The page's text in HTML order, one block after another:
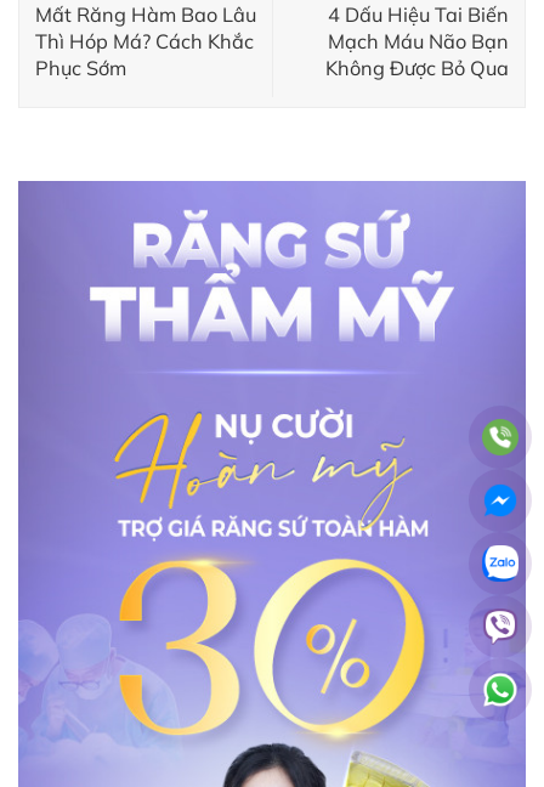
Mất Răng Hàm Bao Lâu
Thì Hóp Má? Cách Khắc
Phục Sớm
4 Dấu Hiệu Tai Biến
Mạch Máu Não Bạn
Không Được Bỏ Qua